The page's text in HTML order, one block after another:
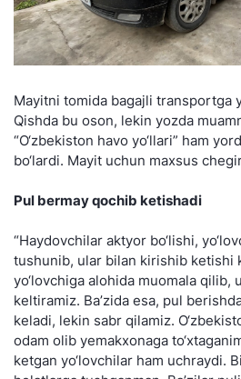
Mayitni tomida bagajli transportga
Qishda bu oson, lekin yozda
“O‘zbekiston havo yo‘llari” ham
bo‘lardi. Mayit uchun maxsus
Pul bermay qochib ketishadi
“Haydovchilar aktyor bo‘lishi,
tushunib, ular bilan kirishib ketishi
yo‘lovchiga alohida muomala qilib,
keltiramiz. Ba’zida esa, pul
keladi, lekin sabr qilamiz.
odam olib yemakxonaga
ketgan yo‘lovchilar ham uchraydi.